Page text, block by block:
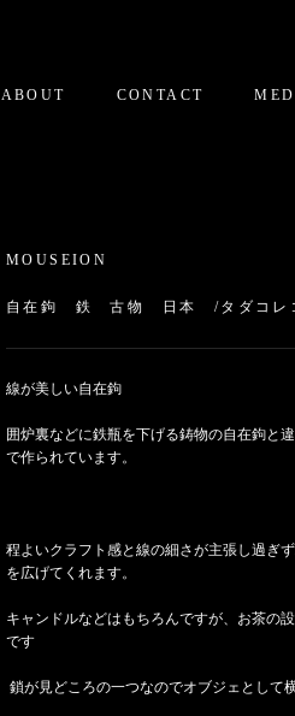
ABOUT CONTACT
MOUSEION
自在鉤 鉄 古物 日本 /タダコレ
線が美しい自在鉤
囲炉裏などに鉄瓶を下げる鋳物の自在鉤と
で作られています。
程よいクラフト感と線の細さが主張し過ぎ
を広げてくれます。
キャンドルなどはもちろんですが、お茶の
です
鎖が見どころの一つなのでオブジェとして